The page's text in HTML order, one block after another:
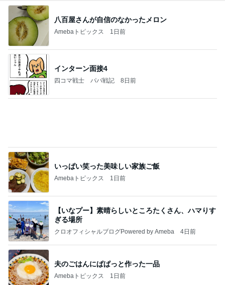
八百屋さんが自信のなかったメロン
Amebaトピックス 1日前
インターン面接4
四コマ戦士 パパ戦記 8日前
いっぱい笑った美味しい家族ご飯
Amebaトピックス 1日前
【いなプー】素晴らしいところたくさん、ハマりす
ぎる場所
クロオフィシャルブログPowered by Ameba 4日前
夫のごはんにぱぱっと作った一品
Amebaトピックス 1日前